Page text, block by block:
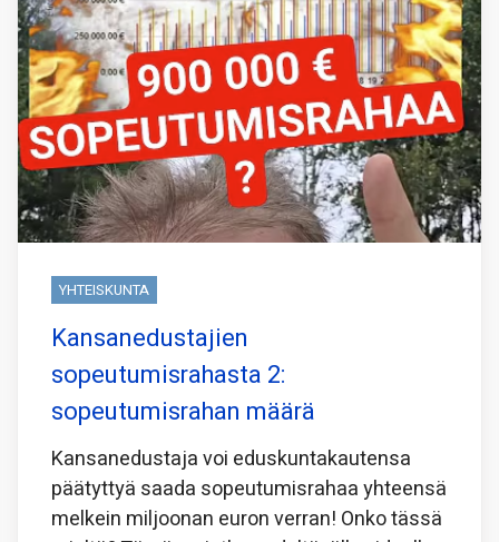
YHTEISKUNTA
Kansanedustajien
sopeutumisrahasta 2:
sopeutumisrahan määrä
Kansanedustaja voi eduskuntakautensa
päätyttyä saada sopeutumisrahaa yhteensä
melkein miljoonan euron verran! Onko tässä